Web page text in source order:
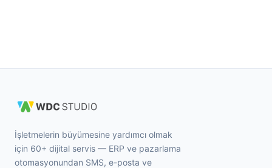
İşletmelerin büyümesine yardımcı olmak
için 60+ dijital servis — ERP ve pazarlama
otomasyonundan SMS, e-posta ve